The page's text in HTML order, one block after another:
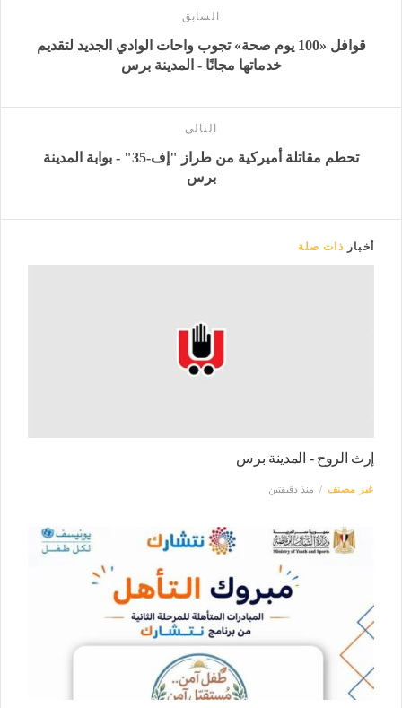
السابق
قوافل «100 يوم صحة» تجوب واحات الوادي الجديد لتقديم
خدماتها مجانًا - المدينة برس
التالى
تحطم مقاتلة أميركية من طراز "إف-35" - بوابة المدينة
برس
أخبار ذات صلة
إرث الروح - المدينة برس
غير مصنف منذ دقيقتين